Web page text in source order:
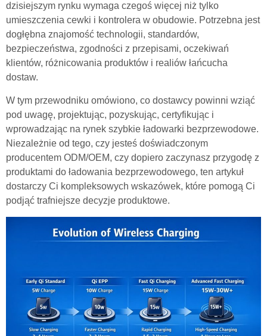
dzisiejszym rynku wymaga czegoś więcej niż tylko
umieszczenia cewki i kontrolera w obudowie. Potrzebna jest
dogłębna znajomość technologii, standardów,
bezpieczeństwa, zgodności z przepisami, oczekiwań
klientów, różnicowania produktów i realiów łańcucha
dostaw.
W tym przewodniku omówiono, co dostawcy powinni wziąć
pod uwagę, projektując, pozyskując, certyfikując i
wprowadzając na rynek szybkie ładowarki bezprzewodowe.
Niezależnie od tego, czy jesteś doświadczonym
producentem ODM/OEM, czy dopiero zaczynasz przygodę z
produktami do ładowania bezprzewodowego, ten artykuł
dostarczy Ci kompleksowych wskazówek, które pomogą Ci
podjąć trafniejsze decyzje produktowe.